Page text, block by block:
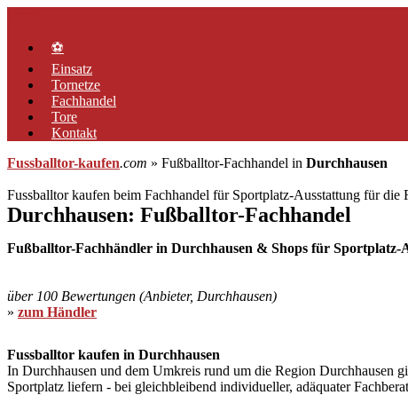
springen⚽
Einsatz
Tornetze
Fachhandel
Tore
Kontakt
Fussballtor-kaufen.com » Fußballtor-Fachhandel in Durchhausen
Fussballtor kaufen beim Fachhandel für Sportplatz-Ausstattung für die
Durchhausen: Fußballtor-Fachhandel
Fußballtor-Fachhändler in Durchhausen & Shops für Sportplatz-
über 100 Bewertungen (Anbieter, Durchhausen)
» zum Händler
Fussballtor kaufen in Durchhausen
In Durchhausen und dem Umkreis rund um die Region Durchhausen
Sportplatz liefern - bei gleichbleibend individueller, adäquater